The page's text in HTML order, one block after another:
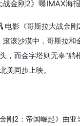
电影《哥斯拉大战金
滚沙漠中，哥斯拉和
，而金字塔则无辜“躺
美同步上映。
刚2：帝国崛起》由亚